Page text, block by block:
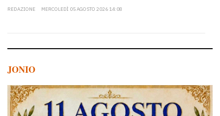
REDAZIONE MERCOLEDÌ 05 AGOSTO 2026 14:08
JONIO